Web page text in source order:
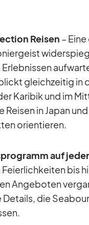
Rei­sen –
Er­leb­nis­sen
gleich­zei­tig in
Ka­ri­bik und im
Rei­sen in Ja­pan
ori­en­tie­ren.
auf
Fei­er­lich­kei­ten bis
An­ge­bo­ten
die